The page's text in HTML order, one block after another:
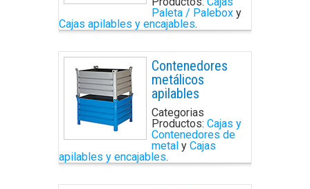
Paleta / Palebox y
Cajas apilables y encajables.
Contenedores
metálicos
apilables
Categorias
Productos: Cajas y
Contenedores de
metal y Cajas
apilables y encajables.